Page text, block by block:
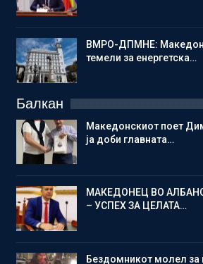
ВМРО-ДПМНЕ:
темели за енергетска…
Балкан
Македонскиот поет
ја доби главната…
МАКЕДОНЕЦ ВО
– УСПЕХ ЗА ЦЕЛАТА…
Бездомникот молел за